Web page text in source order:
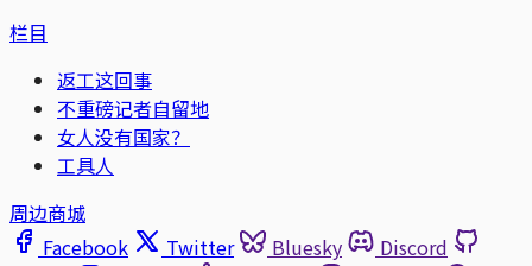
栏目
返工这回事
不重磅记者自留地
女人没有国家？
工具人
周边商城
Facebook
Twitter Bluesky
Discord